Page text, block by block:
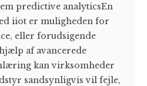
predictive analyticsEn
iiot er muligheden for
eller forudsigende
af avancerede
kan virksomheder
sandsynligvis vil fejle,